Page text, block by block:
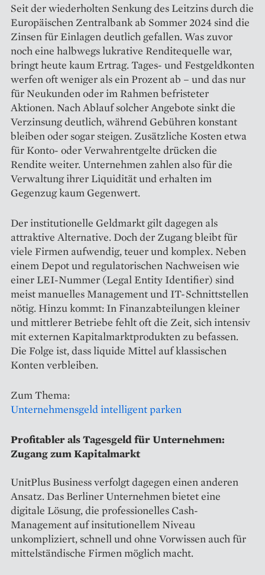
Seit der wiederholten Senkung des Leitzins durch die
Europäischen Zentralbank ab Sommer 2024 sind die
Zinsen für Einlagen deutlich gefallen. Was zuvor
noch eine halbwegs lukrative Renditequelle war,
bringt heute kaum Ertrag. Tages- und Festgeldkonten
werfen oft weniger als ein Prozent ab – und das nur
für Neukunden oder im Rahmen befristeter
Aktionen. Nach Ablauf solcher Angebote sinkt die
Verzinsung deutlich, während Gebühren konstant
bleiben oder sogar steigen. Zusätzliche Kosten etwa
für Konto- oder Verwahrentgelte drücken die
Rendite weiter. Unternehmen zahlen also für die
Verwaltung ihrer Liquidität und erhalten im
Gegenzug kaum Gegenwert.
Der institutionelle Geldmarkt gilt dagegen als
attraktive Alternative. Doch der Zugang bleibt für
viele Firmen aufwendig, teuer und komplex. Neben
einem Depot und regulatorischen Nachweisen wie
einer LEI-Nummer (Legal Entity Identifier) sind
meist manuelles Management und IT-Schnittstellen
nötig. Hinzu kommt: In Finanzabteilungen kleiner
und mittlerer Betriebe fehlt oft die Zeit, sich intensiv
mit externen Kapitalmarktprodukten zu befassen.
Die Folge ist, dass liquide Mittel auf klassischen
Konten verbleiben.
Zum Thema:
Unternehmensgeld intelligent parken
Profitabler als Tagesgeld für Unternehmen:
Zugang zum Kapitalmarkt
UnitPlus Business verfolgt dagegen einen anderen
Ansatz. Das Berliner Unternehmen bietet eine
digitale Lösung, die professionelles Cash-
Management auf insitutionellem Niveau
unkompliziert, schnell und ohne Vorwissen auch für
mittelständische Firmen möglich macht.